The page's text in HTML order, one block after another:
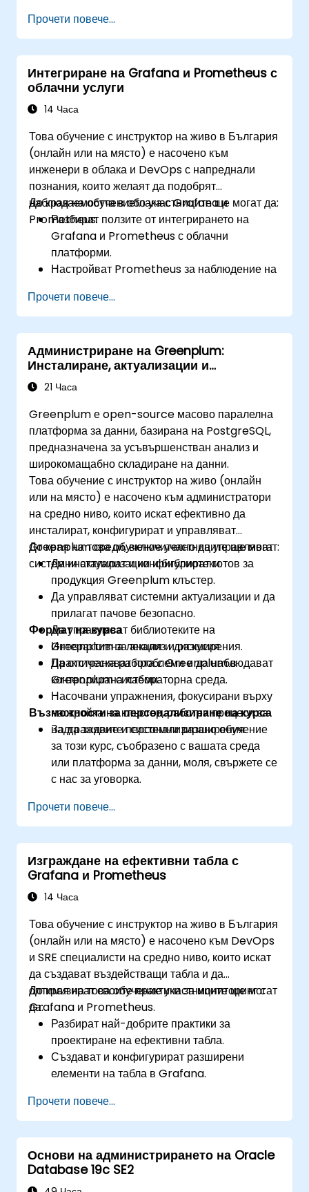
за по-бързо разрешаване на проблеми.
Да използват Grafana за ефективно
визуализиране и управление на известия.
Прочети повече...
Интегриране на Grafana и Prometheus с
облачни услуги
14 Часа
Това обучение с инструктор на живо в България
(онлайн или на място) е насочено към
инженери в облака и DevOps с напреднали
познания, които желаят да подобрят
наблюдаемостта в облака с Grafana и
Prometheus.
До края на обучението участниците ще могат да:
Разбират ползите от интегрирането на
Grafana и Prometheus с облачни
платформи.
Настройват Prometheus за наблюдение на
Конфигурират Grafana за визуализиране
на показатели от облачни услуги.
Използват инструменти и интеграции,
естествени за облака, за мащабируемост на
наблюдението.
Прочети повече...
Администриране на Greenplum:
Инсталиране, актуализации и
библиотеки
21 Часа
Greenplum е open-source масово паралелна
платформа за данни, базирана на PostgreSQL,
предназначена за усъвършенстван анализ и
широкомащабно складиране на данни.
Това обучение с инструктор на живо (онлайн
или на място) е насочено към администратори
на средно ниво, които искат ефективно да
инсталират, конфигурират и управляват
Greenplum среди, включително да управляват
системни актуализации и библиотеки.
До края на това обучение участниците ще могат:
Да инсталират и конфигурират готов за
продукция Greenplum клъстер.
Да управляват системни актуализации и да
прилагат пачове безопасно.
Да управляват библиотеките на
Greenplum за анализ и разширения.
Да отстраняват проблеми и да наблюдават
Greenplum системи.
Формат на курса
Интерактивна лекция и дискусия.
Практическа работа с Greenplum в
контролирана лабораторна среда.
Насочвани упражнения, фокусирани върху
настройка на клъстер, работни процеси за
надграждане и системни разширения.
Възможности за персонализиране на курса
За да заявите персонализирано обучение
за този курс, съобразено с вашата среда
или платформа за данни, моля, свържете се
с нас за уговорка.
Прочети повече...
Изграждане на ефективни табла с
Grafana и Prometheus
14 Часа
Това обучение с инструктор на живо в България
(онлайн или на място) е насочено към DevOps
и SRE специалисти на средно ниво, които искат
да създават въздействащи табла и да
оптимизират своите практики за мониторинг с
Grafana и Prometheus.
До края на това обучение участниците ще могат
да:
Разбират най-добрите практики за
проектиране на ефективни табла.
Създават и конфигурират разширени
елементи на табла в Grafana.
динамични и многократно използваеми
табла.
Внедряват механизми за известяване, за да
повишат информираността за
оперативната среда.
Прочети повече...
Основи на администрирането на Oracle
Database 19c SE2